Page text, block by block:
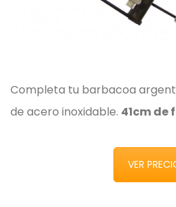
Completa tu barbacoa
de acero inoxidable. 41cm de
VER